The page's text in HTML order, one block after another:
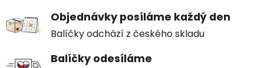
Objednávky posíláme každý den
Balíčky odchází z českého skladu
Balíčky odesíláme